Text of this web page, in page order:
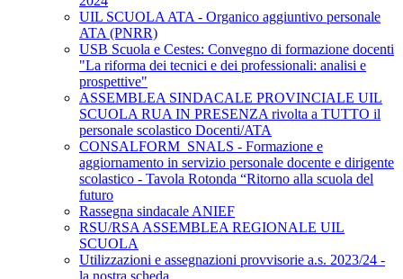
UIL SCUOLA ATA - Organico aggiuntivo personale
ATA (PNRR)
USB Scuola e Cestes: Convegno di formazione docenti
"La riforma dei tecnici e dei professionali: analisi e
prospettive"
ASSEMBLEA SINDACALE PROVINCIALE UIL
SCUOLA RUA IN PRESENZA rivolta a TUTTO il
personale scolastico Docenti/ATA
CONSALFORM_SNALS - Formazione e
aggiornamento in servizio personale docente e dirigente
scolastico - Tavola Rotonda “Ritorno alla scuola del
futuro
Rassegna sindacale ANIEF
RSU/RSA ASSEMBLEA REGIONALE UIL
SCUOLA
Utilizzazioni e assegnazioni provvisorie a.s. 2023/24 -